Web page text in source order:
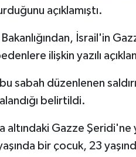
açıklamıştı.
Bakanlığından, İsrail'in
ilişkin yazılı
sabah düzenlenen
belirtildi.
altındaki Gazze Şeridi'ne
bir çocuk, 23